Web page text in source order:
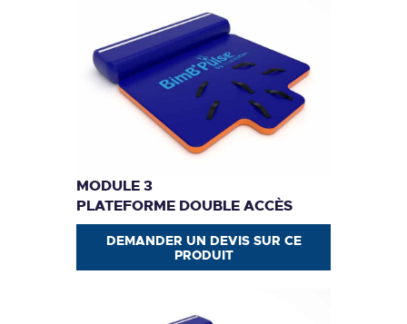
MODULE 3
PLATEFORME DOUBLE ACCÈS
DEMANDER UN DEVIS SUR CE
PRODUIT